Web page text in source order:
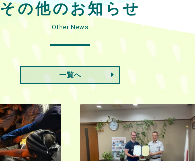
その他のお知らせ
Other News
一覧へ